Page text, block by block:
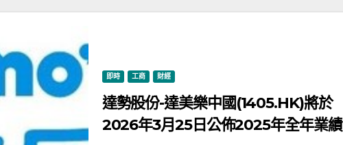
即時 工商 財經
達勢股份-達美樂中國(1405.HK)將於
2026年3月25日公佈2025年全年業績